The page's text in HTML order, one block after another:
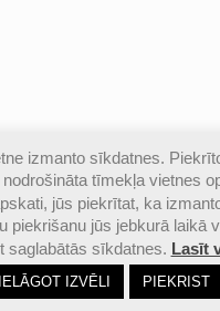
krasta vidusskola |
|Piekļūstamības
izmanto sīkdatnes.
tīmekļa vietnes
jūs piekrītat, ka
piekrišanu jūs jebkurā laikā
saglabātās sīkdatnes. Lasīt
IZVĒLI PIEKRIST
Google